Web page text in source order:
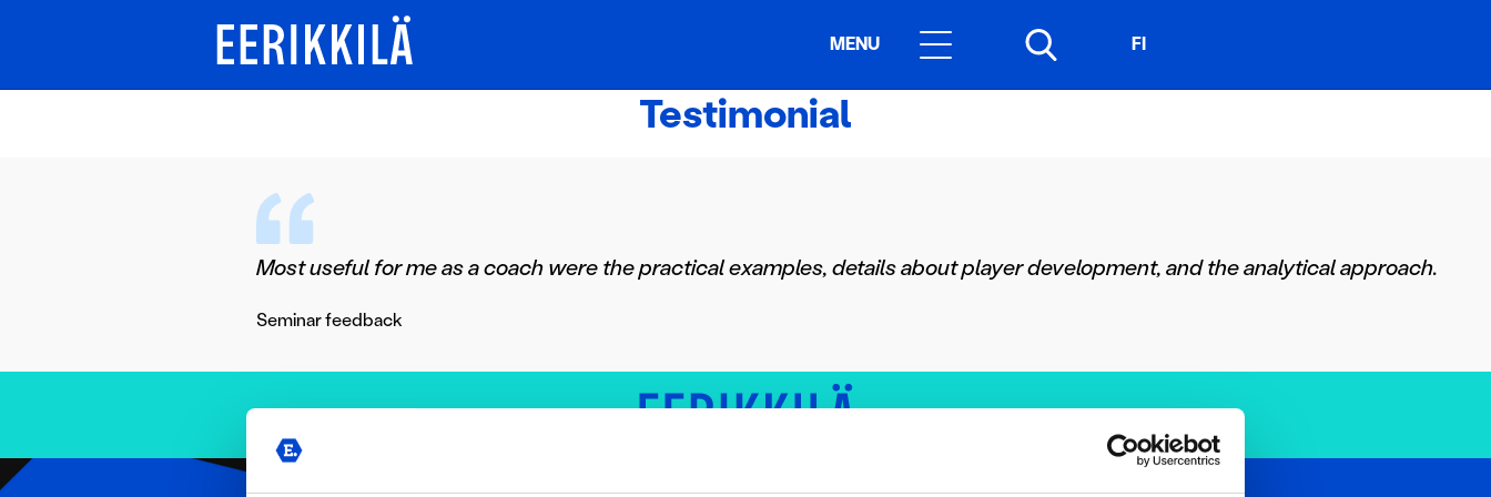
MENU FI
Testimonial
Most useful for me as a coach were the practical examples, details about player development, and the analytical approach.
Seminar feedback